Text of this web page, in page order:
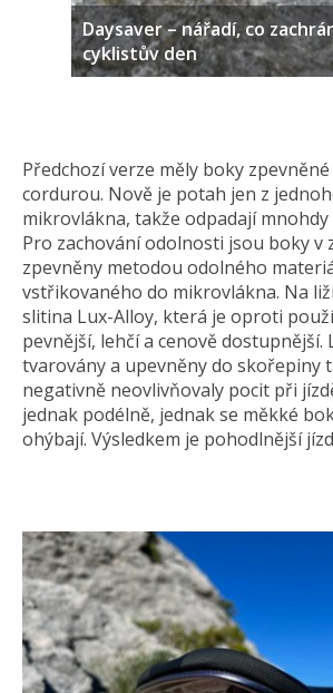
Daysaver – nářadí, co
cyklistův den
Předchozí verze měly boky
cordurou. Nově je potah jen z
mikrovlákna, takže odpadají
Pro zachování odolnosti jsou boky v
zpevněny metodou odolného
vstřikovaného do mikrovlákna. Na
slitina Lux-Alloy, která je oproti
pevnější, lehčí a cenově dostupnější.
tvarovány a upevněny do skořepiny
negativně neovlivňovaly pocit při
jednak podélně, jednak se měkké
ohýbají. Výsledkem je pohodlnější